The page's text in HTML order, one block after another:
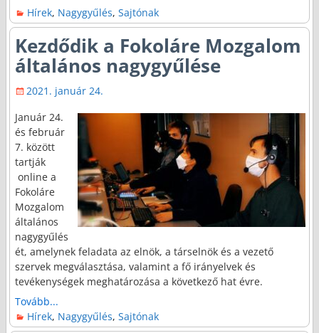
Hírek, Nagygyűlés,Sajtónak
Kezdődik a Fokoláre Mozgalom
általános nagygyűlése
2021. január 24.
Január 24.
és február
7. között
tartják
online a
Fokoláre
Mozgalom
általános
nagygyűlés
ét, amelynek feladata az elnök, a társelnök és a vezető
szervek megválasztása, valamint a fő irányelvek és
tevékenységek meghatározása a következő hat évre.
Tovább...
Hírek, Nagygyűlés,Sajtónak